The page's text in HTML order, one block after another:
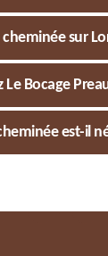
sur
Bocage
est-il